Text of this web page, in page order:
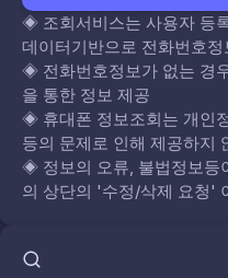
◈ 조회서비스는 사용자 등
데이터기반으로 전화번호정
◈ 전화번호정보가 없는 경
을 통한 정보 제공
◈ 휴대폰 정보조회는 개인
등의 문제로 인해 제공하지
◈ 정보의 오류, 불법정보
의 상단의 '수정/삭제 요청'